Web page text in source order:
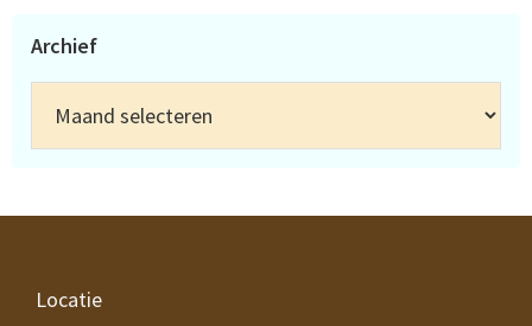
Archief
Footer
Locatie